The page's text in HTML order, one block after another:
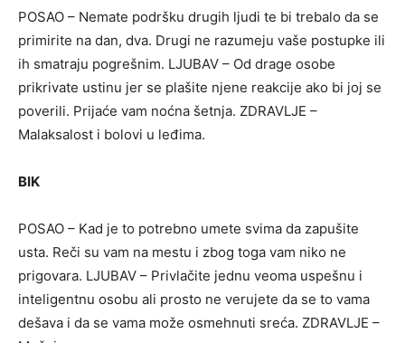
POSAO – Nemate podršku drugih ljudi te bi trebalo da se
primirite na dan, dva. Drugi ne razumeju vaše postupke ili
ih smatraju pogrešnim. LJUBAV – Od drage osobe
prikrivate ustinu jer se plašite njene reakcije ako bi joj se
poverili. Prijaće vam noćna šetnja. ZDRAVLJE –
Malaksalost i bolovi u leđima.
BIK
POSAO – Kad je to potrebno umete svima da zapušite
usta. Reči su vam na mestu i zbog toga vam niko ne
prigovara. LJUBAV – Privlačite jednu veoma uspešnu i
inteligentnu osobu ali prosto ne verujete da se to vama
dešava i da se vama može osmehnuti sreća. ZDRAVLJE –